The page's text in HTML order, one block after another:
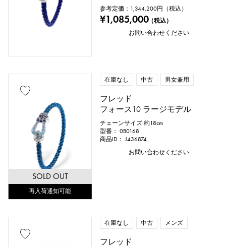
参考定価： 1,344,200円（税込）
¥1,085,000（税込）
お問い合わせください
SOLD OUT
再入荷通知可能
在庫なし 中古 男女兼用
フレッド
フォース10 ラージモデル
チェーンサイズ:約18cm
型番： 0B0168
商品ID： J436874
お問い合わせください
在庫なし 中古 メンズ
フレッド